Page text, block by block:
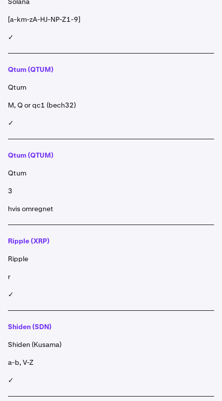
[a-km-zA-HJ-NP-Z1-9]
✓
Qtum (QTUM)
Qtum
M, Q or qc1 (bech32)
✓
Qtum (QTUM)
Qtum
3
hvis omregnet
Ripple (XRP)
Ripple
r
✓
Shiden (SDN)
Shiden (Kusama)
a-b, V-Z
✓